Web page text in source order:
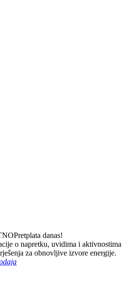
Pretplata danas!
o napretku, uvidima i aktivnostima
za obnovljive izvore energije.